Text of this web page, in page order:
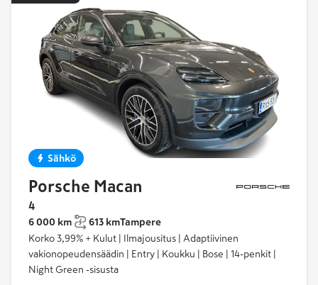
Sähkö
Porsche Macan
4
6 000 km 613 kmTampere
Korko 3,99% + Kulut | Ilmajousitus | Adaptiivinen
vakionopeudensäädin | Entry | Koukku | Bose | 14-penkit |
Night Green -sisusta